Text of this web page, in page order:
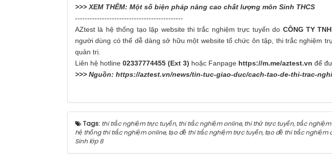
>>> XEM THÊM: Một số biện pháp nâng cao chất lượng môn Sinh THCS
--------------------------------------------
AZtest là hệ thống tạo lập website thi trắc nghiệm trực tuyến do CÔNG TY
người dùng có thể dễ dàng sở hữu một website tổ chức ôn tập, thi trắc nghiệm
quản trị.
Liên hệ hotline 02337774455 (Ext 3) hoặc Fanpage https://m.me/aztest.vn để
>>> Nguồn: https://aztest.vn/news/tin-tuc-giao-duc/cach-tao-de-thi-trac-
Tags: thi trắc nghiệm trực tuyến, thi trắc nghiệm online, thi thử trực tuyến, trắc
hệ thống thi trắc nghiệm online, tạo đề thi trắc nghiệm trực tuyến, tạo đề thi trắc nghiệm
Sinh lớp 8